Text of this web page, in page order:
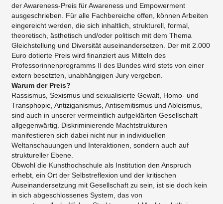
der Awareness-Preis für Awareness und Empowerment
ausgeschrieben. Für alle Fachbereiche offen, können Arbeiten
eingereicht werden, die sich inhaltlich, strukturell, formal,
theoretisch, ästhetisch und/oder politisch mit dem Thema
Gleichstellung und Diversität auseinandersetzen. Der mit 2.000
Euro dotierte Preis wird finanziert aus Mitteln des
Professorinnenprogramms II des Bundes wird stets von einer
extern besetzten, unabhängigen Jury vergeben.
Warum der Preis?
Rassismus, Sexismus und sexualisierte Gewalt, Homo- und
Transphopie, Antiziganismus, Antisemitismus und Ableismus,
sind auch in unserer vermeintlich aufgeklärten Gesellschaft
allgegenwärtig. Diskriminierende Machtstrukturen
manifestieren sich dabei nicht nur in individuellen
Weltanschauungen und Interaktionen, sondern auch auf
struktureller Ebene.
Obwohl die Kunsthochschule als Institution den Anspruch
erhebt, ein Ort der Selbstreflexion und der kritischen
Auseinandersetzung mit Gesellschaft zu sein, ist sie doch kein
in sich abgeschlossenes System, das von